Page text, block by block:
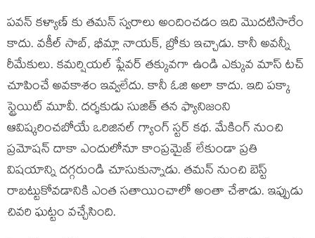
పవన్ కళ్యాణ్ కు తమన్ స్వరాలు అందించడం ఇది మొదటిసారేం
కాదు. వకీల్ సాబ్, భీమ్లా నాయక్, బ్రోకు ఇచ్చాడు. కానీ అవన్నీ
రీమేకులు. కమర్షియల్ ఫ్లేవర్ తక్కువగా ఉండి ఎక్కువ మాస్ టచ్
చూపించే అవకాశం ఇవ్వలేదు. కానీ ఓజి అలా కాదు. ఇది పక్కా
స్ట్రెయిట్ మూవీ. దర్శకుడు సుజిత్ తన ఫ్యానిజంని
ఆవిష్కరించబోయే ఒరిజినల్ గ్యాంగ్ స్టర్ కథ. మేకింగ్ నుంచి
ప్రమోషన్ దాకా ఎందులోనూ కాంప్రమైజ్ లేకుండా ప్రతి
విషయాన్ని దగ్గరుండి చూసుకున్నాడు. తమన్ నుంచి బెస్ట్
రాబట్టుకోవడానికి ఎంత సతాయించాలో అంతా చేశాడు. ఇప్పుడు
చివరి ఘట్టం వచ్చేసింది.